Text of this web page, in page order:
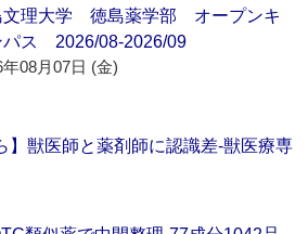
文理大学 徳島薬学部 オープンキ
パス 2026/08-2026/09
年08月07日 (金)
】獣医師と薬剤師に認識差‐獣医療専